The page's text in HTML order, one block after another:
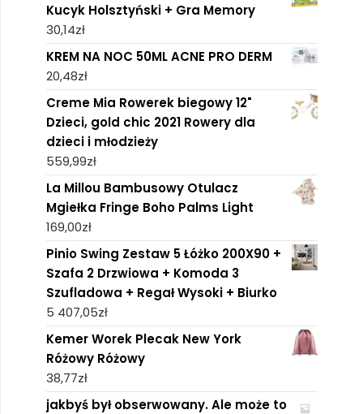
Kucyk Holsztyński + Gra Memory
30,14zł
KREM NA NOC 50ML ACNE PRO DERM
20,48zł
Creme Mia Rowerek biegowy 12"
Dzieci, gold chic 2021 Rowery dla
dzieci i młodzieży
559,99zł
La Millou Bambusowy Otulacz
Mgiełka Fringe Boho Palms Light
169,00zł
Pinio Swing Zestaw 5 Łóżko 200X90 +
Szafa 2 Drzwiowa + Komoda 3
Szufladowa + Regał Wysoki + Biurko
5 407,05zł
Kemer Worek Plecak New York
Różowy Różowy
38,77zł
jakbyś był obserwowany. Ale może to